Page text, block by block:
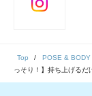
Top POSE & BODY
っそり！】持ち上げるだ